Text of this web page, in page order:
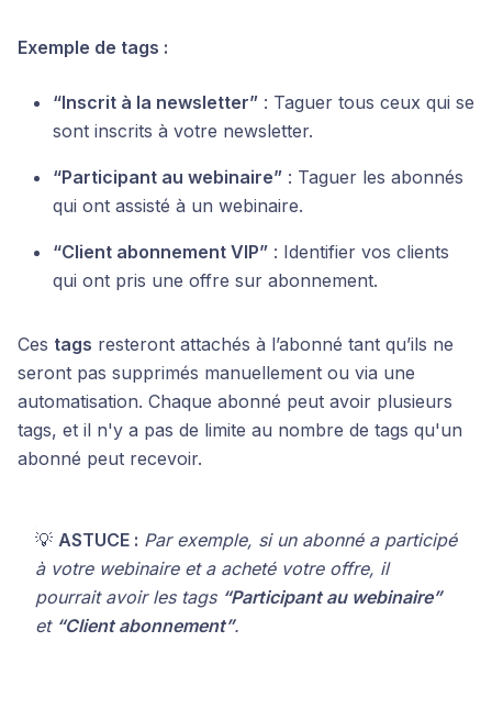
Exemple de tags :
“Inscrit à la newsletter” : Taguer tous ceux qui se
sont inscrits à votre newsletter.
“Participant au webinaire” : Taguer les abonnés
qui ont assisté à un webinaire.
“Client abonnement VIP” : Identifier vos clients
qui ont pris une offre sur abonnement.
Ces tags resteront attachés à l’abonné tant qu’ils ne
seront pas supprimés manuellement ou via une
automatisation. Chaque abonné peut avoir plusieurs
tags, et il n'y a pas de limite au nombre de tags qu'un
abonné peut recevoir.
💡 ASTUCE : Par exemple, si un abonné a participé
à votre webinaire et a acheté votre offre, il
pourrait avoir les tags “Participant au webinaire”
et “Client abonnement”.